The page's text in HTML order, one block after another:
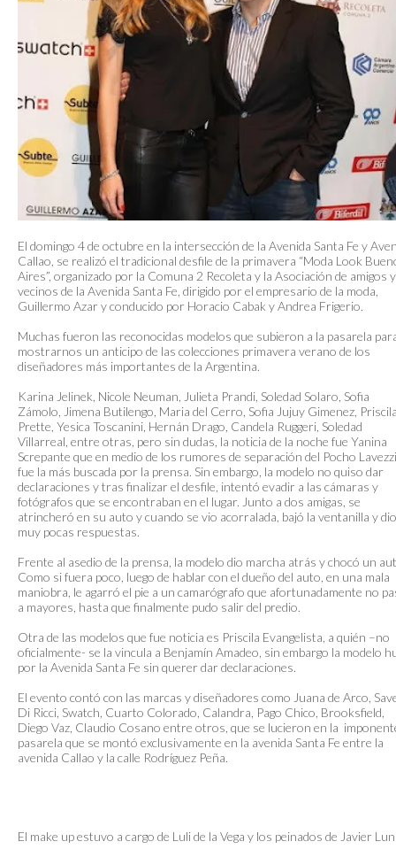
El domingo 4 de octubre en la intersección de la Avenida Santa Fe y
Callao, se realizó el tradicional desfile de la primavera “Moda Look
Aires”, organizado por la Comuna 2 Recoleta y la Asociación de amigos y
vecinos de la Avenida Santa Fe, dirigido por el empresario de la moda,
Guillermo Azar y conducido por Horacio Cabak y Andrea Frigerio.
Muchas fueron las reconocidas modelos que subieron a la pasarela
mostrarnos un anticipo de las colecciones primavera verano de los
diseñadores más importantes de la Argentina.
Karina Jelinek, Nicole Neuman, Julieta Prandi, Soledad Solaro, Sofia
Zámolo, Jimena Butilengo, Maria del Cerro, Sofia Jujuy Gimenez,
Prette, Yesica Toscanini, Hernán Drago, Candela Ruggeri, Soledad
Villarreal, entre otras, pero sin dudas, la noticia de la noche fue Yanina
Screpante que en medio de los rumores de separación del Pocho
fue la más buscada por la prensa. Sin embargo, la modelo no quiso dar
declaraciones y tras finalizar el desfile, intentó evadir a las cámaras y
fotógrafos que se encontraban en el lugar. Junto a dos amigas, se
atrincheró en su auto y cuando se vio acorralada, bajó la ventanilla y dio
muy pocas respuestas.
Frente al asedio de la prensa, la modelo dio marcha atrás y chocó un
Como si fuera poco, luego de hablar con el dueño del auto, en una mala
maniobra, le agarró el pie a un camarógrafo que afortunadamente no
a mayores, hasta que finalmente pudo salir del predio.
Otra de las modelos que fue noticia es Priscila Evangelista, a quién –no
oficialmente- se la vincula a Benjamín Amadeo, sin embargo la modelo
por la Avenida Santa Fe sin querer dar declaraciones.
El evento contó con las marcas y diseñadores como Juana de Arco,
Di Ricci, Swatch, Cuarto Colorado, Calandra, Pago Chico, Brooksfield,
Diego Vaz, Claudio Cosano entre otros, que se lucieron en la
pasarela que se montó exclusivamente en la avenida Santa Fe entre la
avenida Callao y la calle Rodríguez Peña.
El make up estuvo a cargo de Luli de la Vega y los peinados de Javier